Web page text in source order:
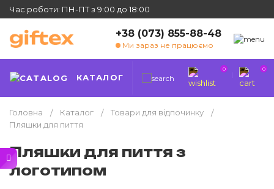
Час роботи: ПН-ПТ з 9:00 до 18:00
+38 (073) 855-88-48
Ми зараз не працюємо
КАТАЛОГ
0 0
Головна Каталог
Товари для відпочинку
Пляшки для пиття
Пляшки для пиття з
логотипом